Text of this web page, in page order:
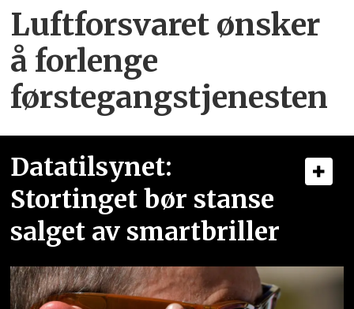
Luftforsvaret ønsker
å forlenge
førstegangstjenesten
Datatilsynet:
Stortinget bør stanse
salget av smartbriller